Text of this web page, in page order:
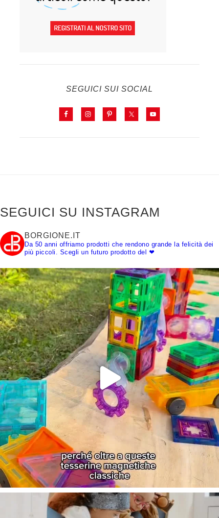
SEGUICI SUI SOCIAL
SEGUICI SU INSTAGRAM
BORGIONE.IT
Da 50 anni offriamo prodotti che rendono grande la felicità dei
più piccoli. Scegli un futuro prodotto del ❤